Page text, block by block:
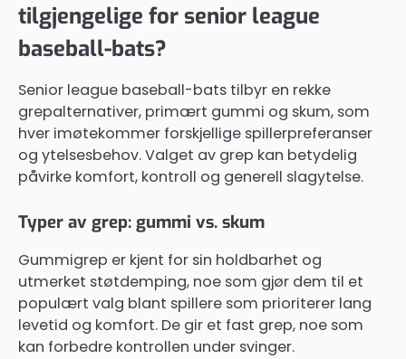
tilgjengelige for senior league
baseball-bats?
Senior league baseball-bats tilbyr en rekke
grepalternativer, primært gummi og skum, som
hver imøtekommer forskjellige spillerpreferanser
og ytelsesbehov. Valget av grep kan betydelig
påvirke komfort, kontroll og generell slagytelse.
Typer av grep: gummi vs. skum
Gummigrep er kjent for sin holdbarhet og
utmerket støtdemping, noe som gjør dem til et
populært valg blant spillere som prioriterer lang
levetid og komfort. De gir et fast grep, noe som
kan forbedre kontrollen under svinger.